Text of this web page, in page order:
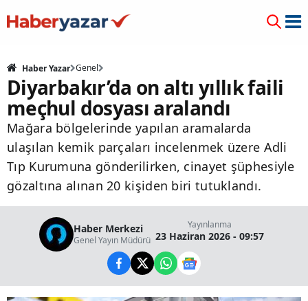
Haber Yazar Genel
Diyarbakır’da on altı yıllık faili
meçhul dosyası aralandı
Mağara bölgelerinde yapılan aramalarda
ulaşılan kemik parçaları incelenmek üzere Adli
Tıp Kurumuna gönderilirken, cinayet şüphesiyle
gözaltına alınan 20 kişiden biri tutuklandı.
Haber Merkezi
Genel Yayın Müdürü
Yayınlanma
23 Haziran 2026 - 09:57